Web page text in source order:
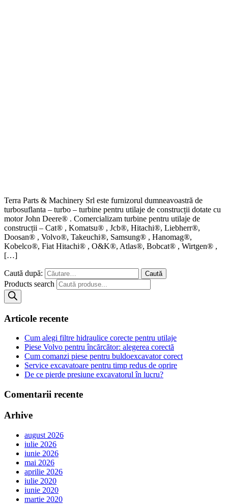
Terra Parts & Machinery Srl este furnizorul dumneavoastră de
turbosuflanta – turbo – turbine pentru utilaje de construcții dotate cu
motor John Deere® . Comercializam turbine pentru utilaje de
construcții – Cat® , Komatsu® , Jcb®, Hitachi®, Liebherr®,
Doosan® , Volvo®, Takeuchi®, Samsung® , Hanomag®,
Kobelco®, Fiat Hitachi® , O&K®, Atlas®, Bobcat® , Wirtgen® ,
[…]
Caută după:
Products search
Articole recente
Cum alegi filtre hidraulice corecte pentru utilaje
Piese Volvo pentru încărcător: alegerea corectă
Cum comanzi piese pentru buldoexcavator corect
Service excavatoare pentru timp redus de oprire
De ce pierde presiune excavatorul în lucru?
Comentarii recente
Arhive
august 2026
iulie 2026
iunie 2026
mai 2026
aprilie 2026
iulie 2020
iunie 2020
martie 2020